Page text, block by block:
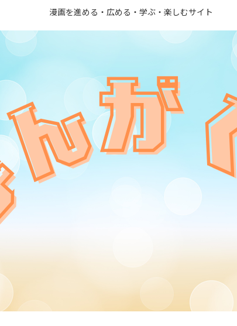
漫画を進める・広める・学ぶ・楽しむサイト